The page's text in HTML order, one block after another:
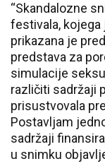
“Skandalozne
festivala, kojega
prikazana je
predstava za
simulacije
različiti sadržaji
prisustvovala
Postavljam
sadržaji
u snimku